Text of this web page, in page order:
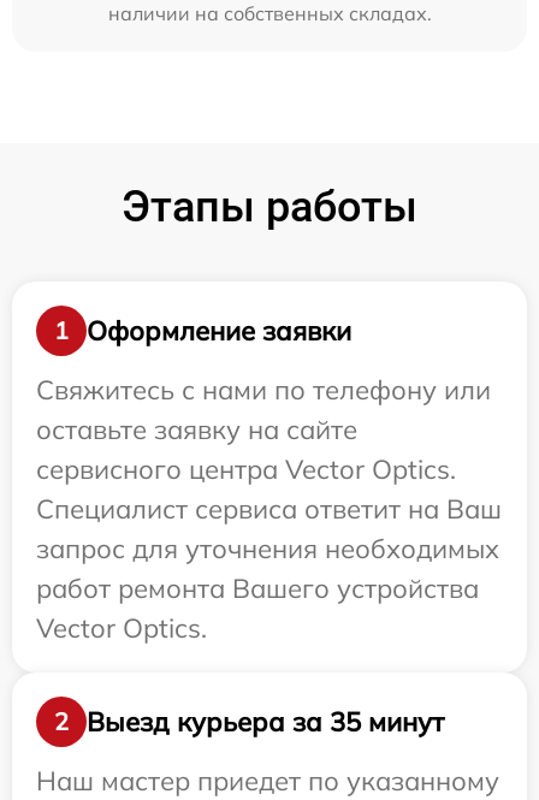
наличии на собственных складах.
Этапы работы
1
Оформление заявки
Свяжитесь с нами по телефону или
оставьте заявку на сайте
сервисного центра Vector Optics.
Специалист сервиса ответит на Ваш
запрос для уточнения необходимых
работ ремонта Вашего устройства
Vector Optics.
2
Выезд курьера за 35 минут
Наш мастер приедет по указанному